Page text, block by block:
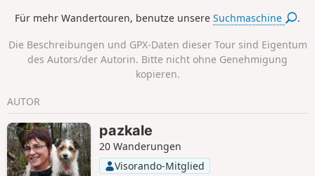
können Sie auch die Ruinen der Kirche Saint-
dem vierten Wasserfall und die Ruinen der
Mühle entdecken. Die Wanderung führt
weiter zu kleinen Wasserfällen und der alten
Mautbrücke. Diese Route führt nicht direkt zu
den drei Wasserfällen, deren Zugang
kostenpflichtig ist!
Für mehr Wandertouren, benutze unsereSuchmaschine .
Die Beschreibungen und GPX-Daten dieser Tour sind Eigentum
des Autors/der Autorin. Bitte nicht ohne Genehmigung
kopieren.
AUTOR
pazkale
20 Wanderungen
Visorando-Mitglied